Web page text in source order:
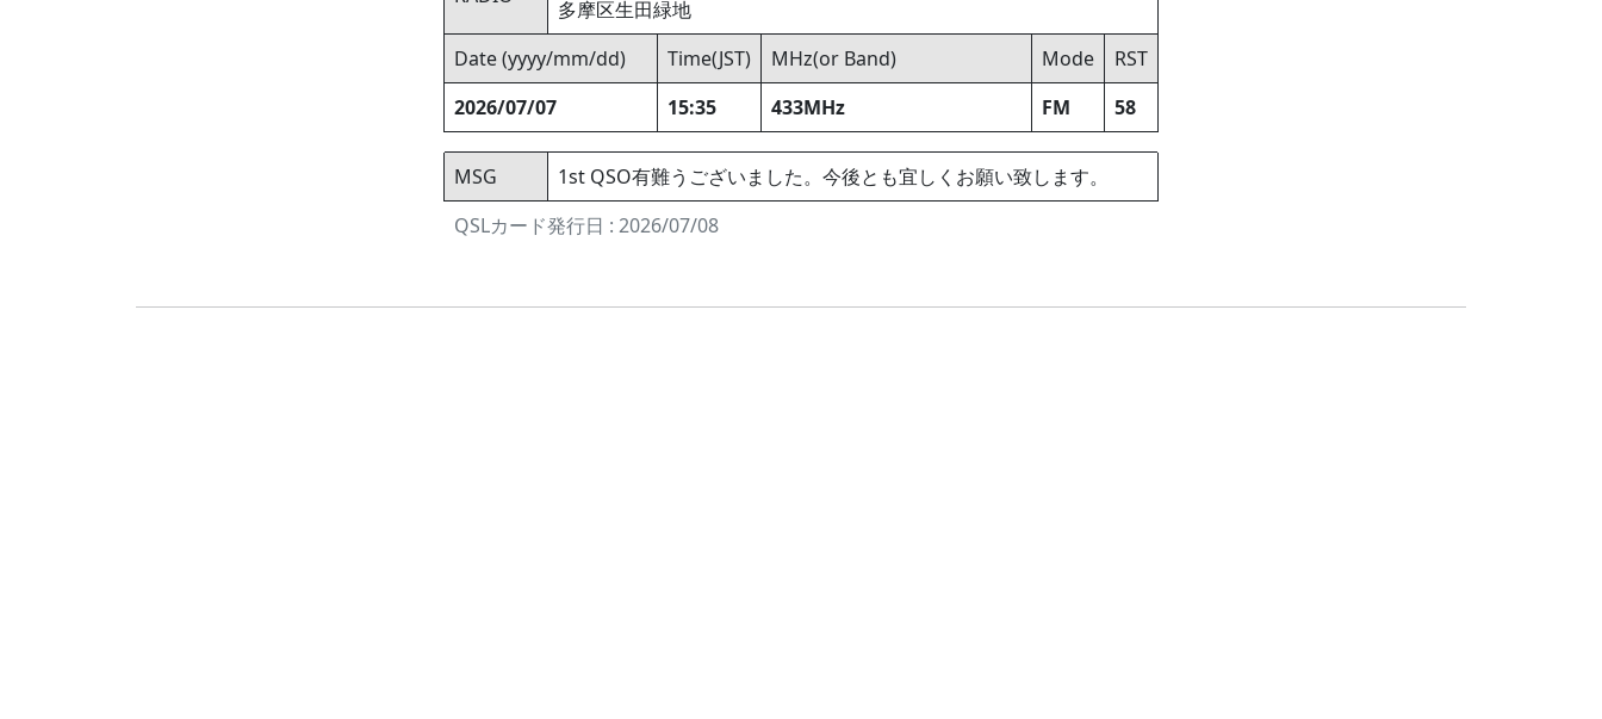
多摩区生田緑地
Date (yyyy/mm/dd)
Time(JST) MHz(or Band) Mode
RST
2026/07/07
15:35 433MHz FM 58
MSG
1st QSO有難うございました。今後とも宜しくお願い致します。
QSLカード発行日 : 2026/07/08